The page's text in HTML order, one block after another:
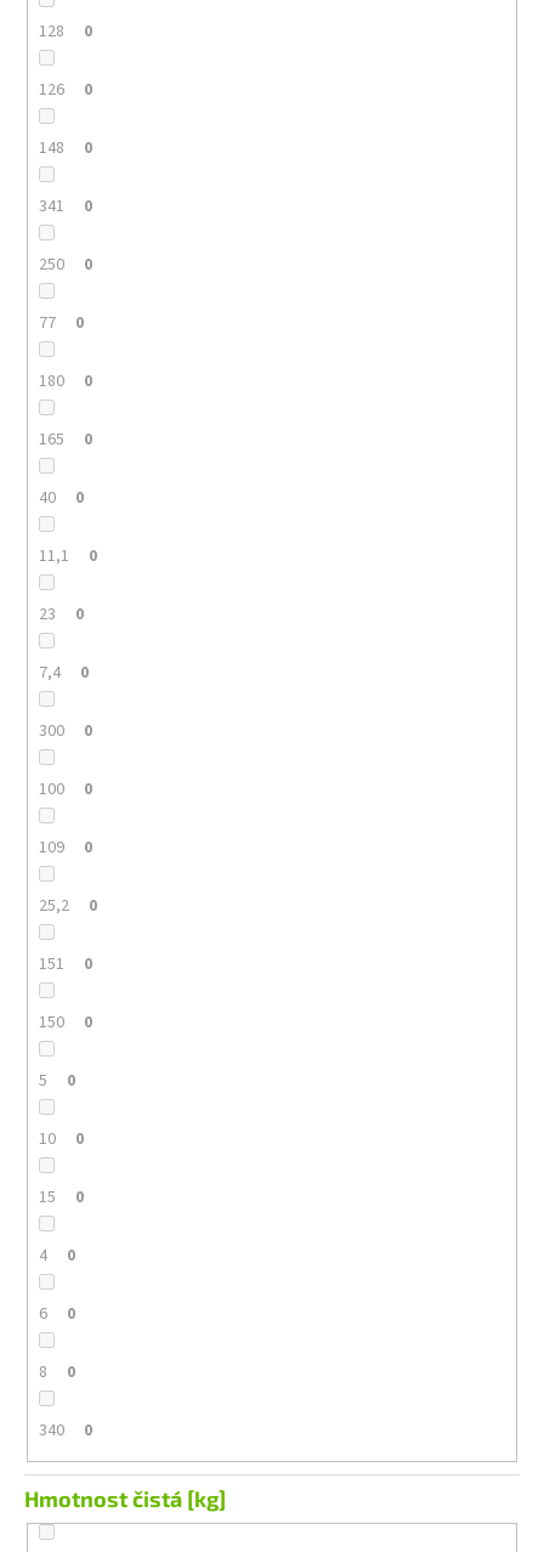
128 0
126 0
148 0
341 0
250 0
77 0
180 0
165 0
40 0
11,1 0
23 0
7,4 0
300 0
100 0
109 0
25,2 0
151 0
150 0
5 0
10 0
15 0
4 0
6 0
8 0
340 0
Hmotnost čistá [kg]